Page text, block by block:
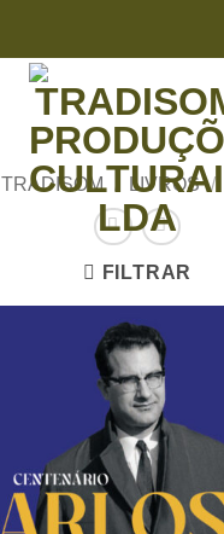
TRADISOM LIVROS /
FILTRAR